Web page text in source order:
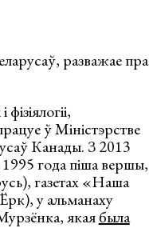
разважае пра
ў Міністэрстве
Канады. З 2013
года піша вершы,
газетах «Наша
у альманаху
якаябыла